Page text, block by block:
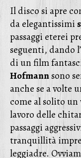
Il disco si apre
da elegantissimi
passaggi eterei
seguenti, dando
di un film
Hofmannsono
anche se a volte
come al solito
lavoro delle
passaggi
tranquillità
leggiadre.